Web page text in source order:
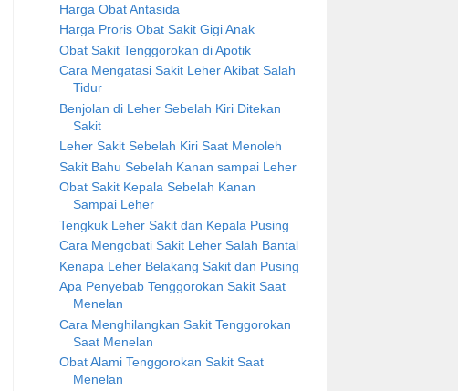
Harga Obat Antasida
Harga Proris Obat Sakit Gigi Anak
Obat Sakit Tenggorokan di Apotik
Cara Mengatasi Sakit Leher Akibat Salah
Tidur
Benjolan di Leher Sebelah Kiri Ditekan
Sakit
Leher Sakit Sebelah Kiri Saat Menoleh
Sakit Bahu Sebelah Kanan sampai Leher
Obat Sakit Kepala Sebelah Kanan
Sampai Leher
Tengkuk Leher Sakit dan Kepala Pusing
Cara Mengobati Sakit Leher Salah Bantal
Kenapa Leher Belakang Sakit dan Pusing
Apa Penyebab Tenggorokan Sakit Saat
Menelan
Cara Menghilangkan Sakit Tenggorokan
Saat Menelan
Obat Alami Tenggorokan Sakit Saat
Menelan